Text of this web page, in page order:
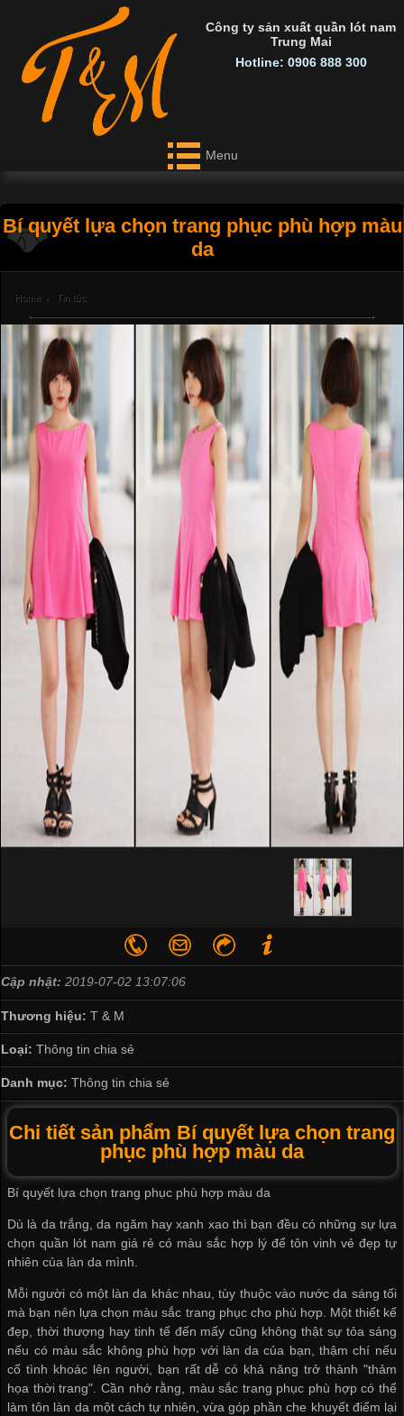
Công ty sản xuất quần lót nam
Trung Mai
Hotline: 0906 888 300
Menu
Bí quyết lựa chọn trang phục phù hợp màu
da
Home › Tin tức
Cập nhật: 2019-07-02 13:07:06
Thương hiệu: T & M
Loại: Thông tin chia sẻ
Danh mục: Thông tin chia sẻ
Chi tiết sản phẩm Bí quyết lựa chọn trang
phục phù hợp màu da
Bí quyết lựa chọn trang phục phù hợp màu da
Dù là da trắng, da ngăm hay xanh xao thì bạn đều có những sự lựa
chọnquần lót nam giá rẻ có màu sắc hợp lý để tôn vinh vẻ đẹp tự
nhiên của làn da mình.
Mỗi người có một làn da khác nhau, tùy thuộc vào nước da sáng tối
mà bạn nên lựa chọn màu sắc trang phục cho phù hợp. Một thiết kế
đẹp, thời thượng hay tinh tế đến mấy cũng không thật sự tỏa sáng
nếu có màu sắc không phù hợp với làn da của bạn, thậm chí nếu
cố tình khoác lên người, bạn rất dễ có khả năng trở thành "thảm
họa thời trang". Cần nhớ rằng, màu sắc trang phục phù hợp có thể
làm tôn làn da một cách tự nhiên, vừa góp phần che khuyết điểm lại